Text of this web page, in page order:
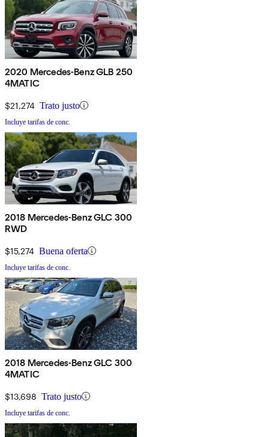
2020 Mercedes-Benz GLB 250
4MATIC
$21,274 Trato justo
Incluye tarifas de conc.
2018 Mercedes-Benz GLC 300
RWD
$15,274 Buena oferta
Incluye tarifas de conc.
2018 Mercedes-Benz GLC 300
4MATIC
$13,698 Trato justo
Incluye tarifas de conc.